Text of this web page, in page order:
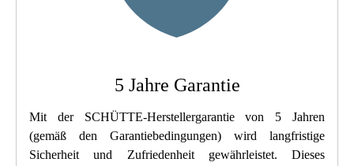
150,8 Cm
Anzahl Strahlarten
5 Jahre Garantie
Mit der SCHÜTTE-Herstellergarantie von 5 Jahren
(gemäß den Garantiebedingungen) wird langfristige
Sicherheit und Zufriedenheit gewährleistet. Dieses